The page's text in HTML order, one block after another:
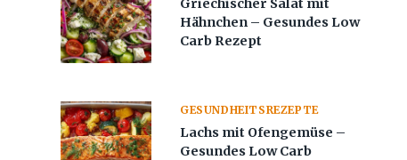
Griechischer Salat mit
Hähnchen – Gesundes Low
Carb Rezept
GESUNDHEITSREZEPTE
Lachs mit Ofengemüse –
Gesundes Low Carb